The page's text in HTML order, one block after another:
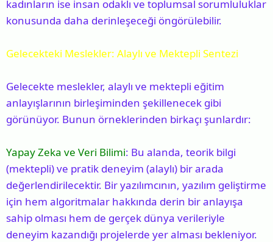
kadınların ise insan odaklı ve toplumsal sorumluluklar
konusunda daha derinleşeceği öngörülebilir.
Gelecekteki Meslekler: Alaylı ve Mektepli Sentezi
Gelecekte meslekler, alaylı ve mektepli eğitim
anlayışlarının birleşiminden şekillenecek gibi
görünüyor. Bunun örneklerinden birkaçı şunlardır:
Yapay Zeka ve Veri Bilimi: Bu alanda, teorik bilgi
(mektepli) ve pratik deneyim (alaylı) bir arada
değerlendirilecektir. Bir yazılımcının, yazılım geliştirme
için hem algoritmalar hakkında derin bir anlayışa
sahip olması hem de gerçek dünya verileriyle
deneyim kazandığı projelerde yer alması bekleniyor.